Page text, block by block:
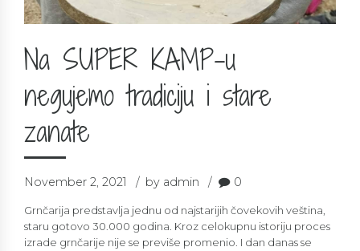
Na SUPER KAMP-u
negujemo tradiciju i stare
zanate
November 2, 2021 by admin 0
Grnčarija predstavlja jednu od najstarijih čovekovih veština,
staru gotovo 30.000 godina. Kroz celokupnu istoriju proces
izrade grnčarije nije se previše promenio. I dan danas se